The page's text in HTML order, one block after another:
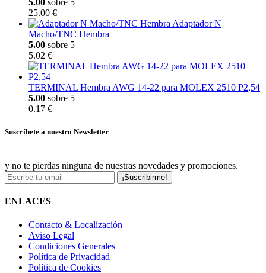
25.00 €
Adaptador N
Macho/TNC Hembra
5.00 sobre 5
5.02 €
TERMINAL Hembra AWG 14-22 para MOLEX 2510 P2,54
5.00 sobre 5
0.17 €
Suscríbete a nuestro Newsletter
y no te pierdas ninguna de nuestras novedades y promociones.
¡Suscribirme!
ENLACES
Contacto & Localización
Aviso Legal
Condiciones Generales
Política de Privacidad
Política de Cookies